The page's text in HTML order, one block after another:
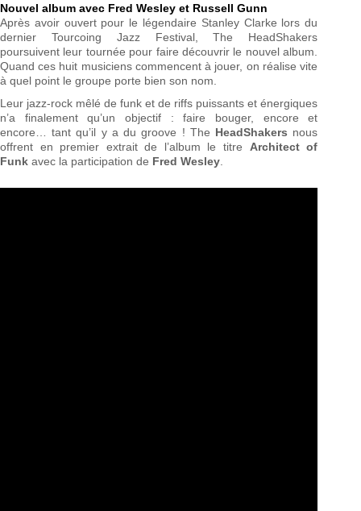
Nouvel album avec Fred Wesley et Russell Gunn
Après avoir ouvert pour le légendaire Stanley Clarke lors du
dernier Tourcoing Jazz Festival, The HeadShakers
poursuivent leur tournée pour faire découvrir le nouvel album.
Quand ces huit musiciens commencent à jouer, on réalise vite
à quel point le groupe porte bien son nom.
Leur jazz-rock mêlé de funk et de riffs puissants et énergiques
n’a finalement qu’un objectif : faire bouger, encore et
encore… tant qu’il y a du groove ! The HeadShakers nous
offrent en premier extrait de l’album le titre Architect of
Funk avec la participation de Fred Wesley.